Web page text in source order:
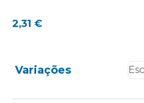
2,31 €
Variações